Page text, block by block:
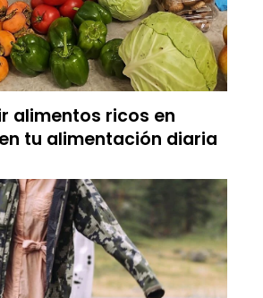
alimentos ricos en
tu alimentación diaria